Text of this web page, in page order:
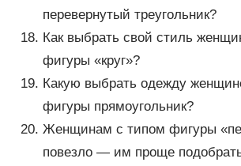
перевернутый треугольник?
Как выбрать свой стиль
фигуры «круг»?
Какую выбрать одежду
фигуры прямоугольник?
Женщинам с типом фигуры
повезло — им проще